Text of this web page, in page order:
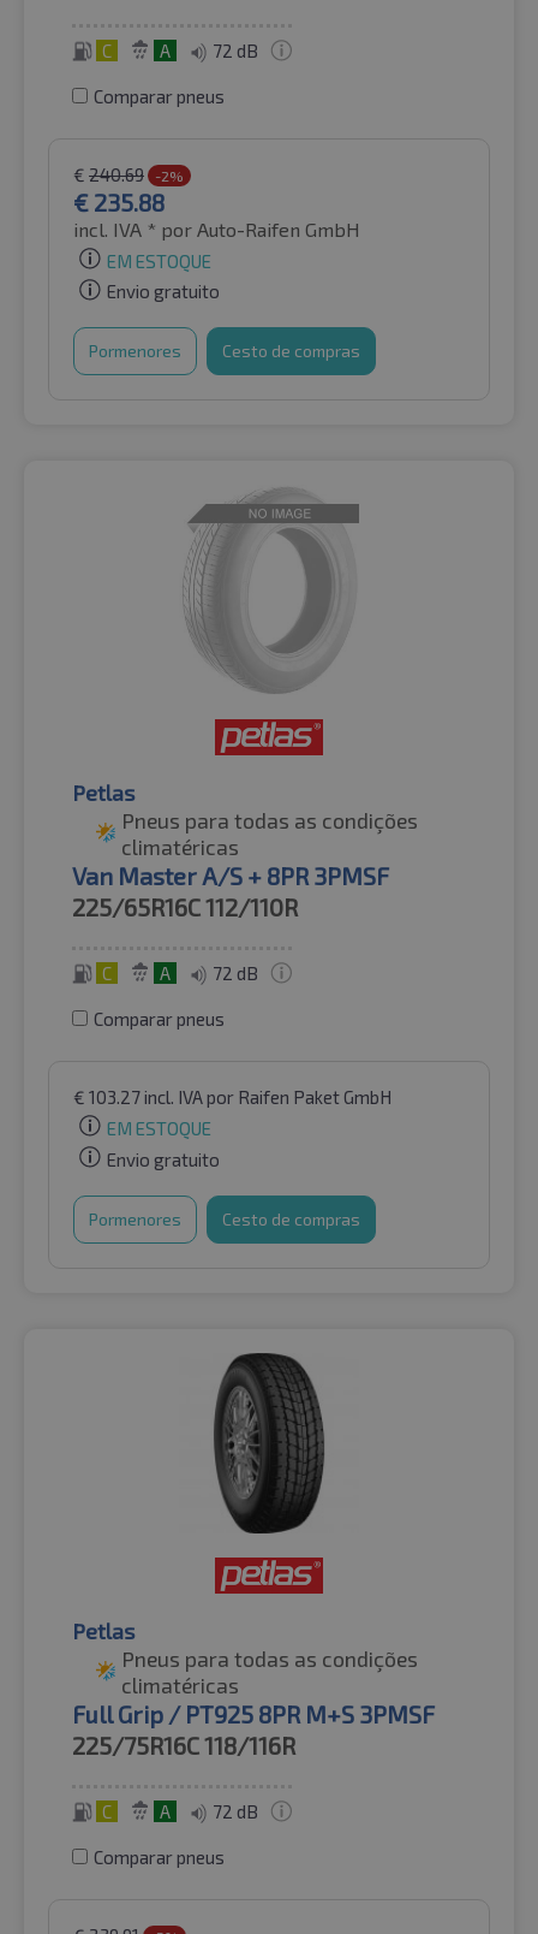
C A 72 dB
Comparar pneus
€ 240.69 -2%
€ 235.88
incl. IVA * por Auto-Raifen GmbH
EM ESTOQUE
Envio gratuito
Pormenores Cesto de compras
Petlas
Pneus para todas as condições
climatéricas
Van Master A/S + 8PR 3PMSF
225/65R16C112/110R
C A 72 dB
Comparar pneus
€ 103.27incl. IVApor Raifen Paket GmbH
EM ESTOQUE
Envio gratuito
Pormenores Cesto de compras
Petlas
Pneus para todas as condições
climatéricas
Full Grip / PT925 8PR M+S 3PMSF
225/75R16C118/116R
C A 72 dB
Comparar pneus